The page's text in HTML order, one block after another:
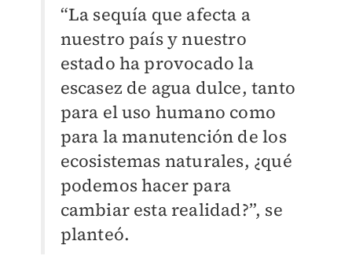
“La sequía que afecta a
nuestro país y nuestro
estado ha provocado la
escasez de agua dulce, tanto
para el uso humano como
para la manutención de los
ecosistemas naturales, ¿qué
podemos hacer para
cambiar esta realidad?”, se
planteó.